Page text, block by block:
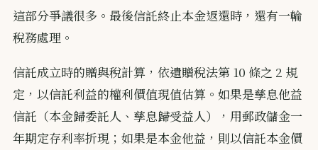
這部分爭議很多。最後信託終止本金返還時，還有一輪
稅務處理。
信託成立時的贈與稅計算，依遺贈稅法第 10 條之 2 規
定，以信託利益的權利價值現值估算。如果是孳息他益
信託（本金歸委託人、孳息歸受益人），用郵政儲金一
年期定存利率折現；如果是本金他益，則以信託本金價